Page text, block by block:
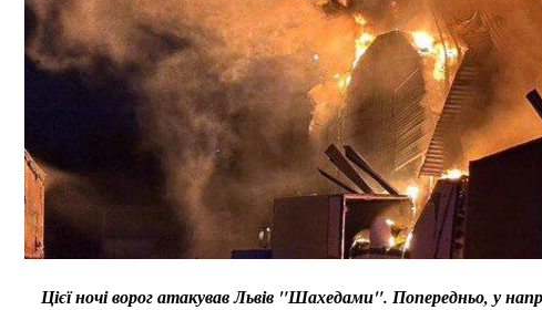
Цієї ночі ворог атакував Львів "Шахедами". Попередньо, у